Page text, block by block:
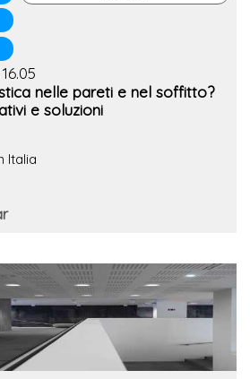
nelle pareti e nel soffitto?
e soluzioni
Italia